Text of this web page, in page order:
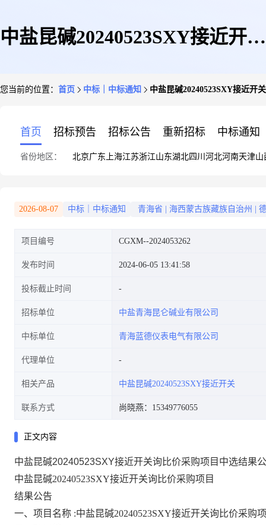
中盐昆碱20240523SXY接近开关
您当前的位置： 首页 中标｜中标通知 中盐昆碱20240523SXY接近开
首页 招标预告 招标公告 重新招标 中标通知
省份地区： 北京广东 上海江苏浙江山东湖北四川 河北河南天津山
2026-08-07 中标｜中标通知 青海省 海西蒙古族藏族自治州
项目编号 CGXM--2024053262
发布时间 2024-06-05 13:41:58
投标截止时间
招标单位 中盐青海昆仑碱业有限公司
中标单位 青海蓝德仪表电气有限公司
代理单位
相关产品 中盐昆碱20240523SXY接近开关
联系方式 尚晓燕：15349776055
正文内容
中盐昆碱20240523SXY接近开关询比价采购项目中选结果
中盐昆碱20240523SXY接近开关询比价采购项目
结果公告
一、项目名称 :中盐昆碱20240523SXY接近开关询比价采购